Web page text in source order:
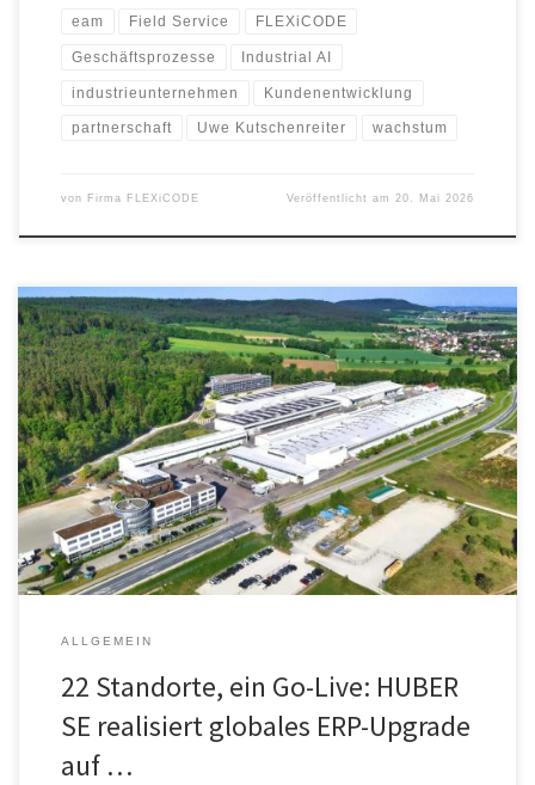
eam Field Service FLEXiCODE
Geschäftsprozesse Industrial AI
industrieunternehmen Kundenentwicklung
partnerschaft Uwe Kutschenreiter wachstum
von Firma FLEXiCODE Veröffentlicht am 20. Mai 2026
Die HUBER SE hat ihre weltweite ERP-Landschaft erfolgreich auf
IFS Cloud migriert. Im Januar 2026 ging die Plattform
termingerecht an 22 Standorten live – von der Zentrale in Berching
bis nach Nord- und Südamerika sowie Asien. Umgesetzt wurde das
Projekt in nur 23 Monaten gemeinsam mit dem IFS-Partner
FLEXiCODE. Wesentliche […]
ALLGEMEIN
22 Standorte, ein Go-Live: HUBER
SE realisiert globales ERP-Upgrade
auf …